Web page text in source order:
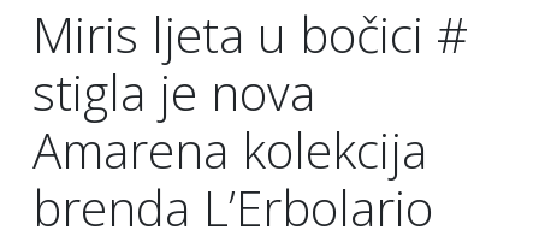
Miris ljeta u bočici #
stigla je nova
Amarena kolekcija
brenda L’Erbolario